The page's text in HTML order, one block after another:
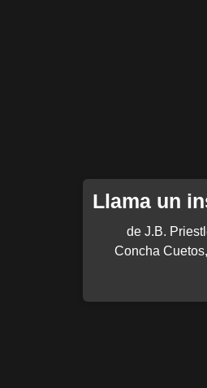
Llama un
de J.B.
Concha